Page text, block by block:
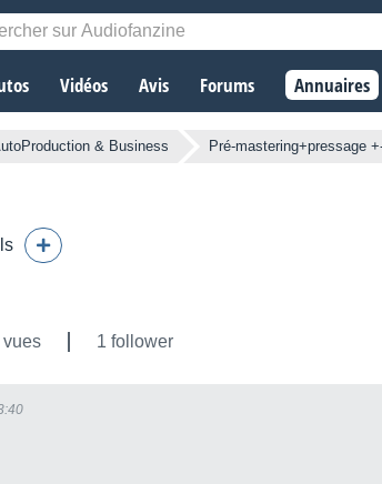
Vidéos Avis Forums Annuaires
& Business Pré-mastering+pressage
1 follower